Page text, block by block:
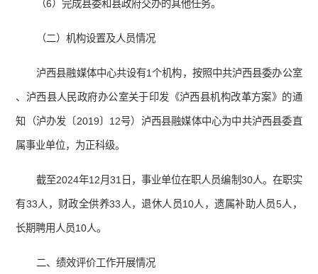
（6）完成县委和县政府交办的其他任务。
（二）机构设置及人员情况
泸西县融媒体中心共设有1个机构，按照中共泸西县委办公室
、泸西县人民政府办公室关于印发《泸西县机构改革方案》的通
知（泸办发〔2019〕12号）泸西县融媒体中心为中共泸西县委直
属事业单位，为正科级。
截至2024年12月31日，事业单位在职人员编制30人。在职实
有33人，财政全供养33人，退休人员10人，遗属补助人员5人，
长期聘用人员10人。
二、绩效评价工作开展情况